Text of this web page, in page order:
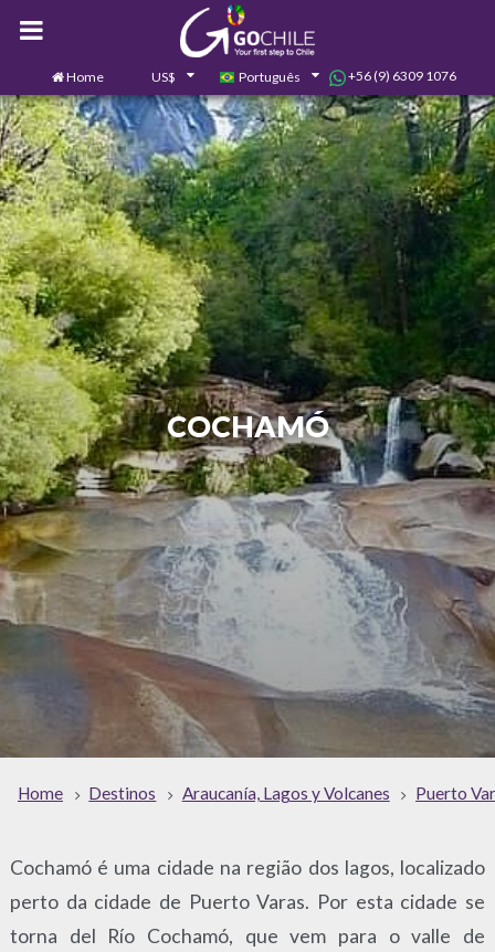
Home US$ Português +56 (9) 6309 1076
Contate-nos 0
COCHAMÓ
Home Destinos Araucanía, Lagos y Volcanes Puerto
Cochamó é uma cidade na região dos lagos, localizado
perto da cidade de Puerto Varas. Por esta cidade se
torna del Río Cochamó, que vem para o valle de